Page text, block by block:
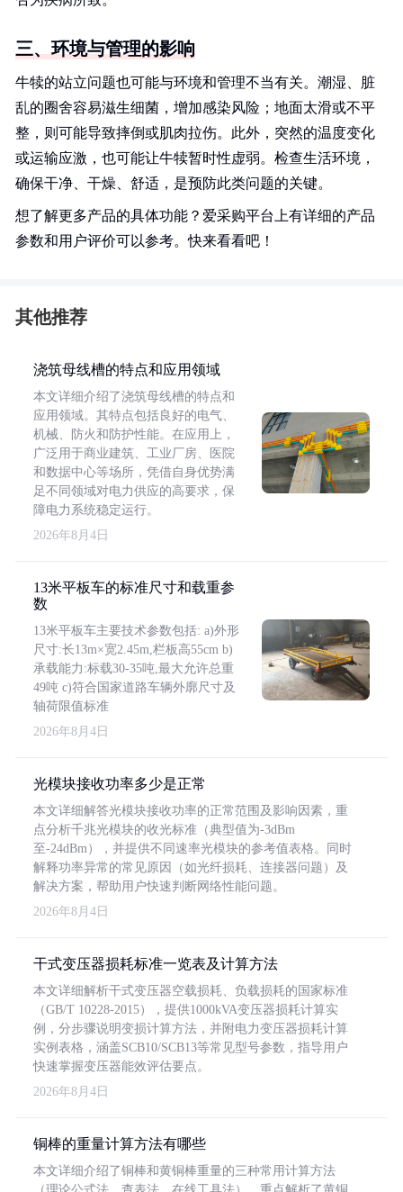
三、环境与管理的影响
牛犊的站立问题也可能与环境和管理不当有关。潮湿、脏
乱的圈舍容易滋生细菌，增加感染风险；地面太滑或不平
整，则可能导致摔倒或肌肉拉伤。此外，突然的温度变化
或运输应激，也可能让牛犊暂时性虚弱。检查生活环境，
确保干净、干燥、舒适，是预防此类问题的关键。
想了解更多产品的具体功能？爱采购平台上有详细的产品
参数和用户评价可以参考。快来看看吧！
其他推荐
浇筑母线槽的特点和应用领域
本文详细介绍了浇筑母线槽的特点和
应用领域。其特点包括良好的电气、
机械、防火和防护性能。在应用上，
广泛用于商业建筑、工业厂房、医院
和数据中心等场所，凭借自身优势满
足不同领域对电力供应的高要求，保
障电力系统稳定运行。
2026年8月4日
13米平板车的标准尺寸和载重参
数
13米平板车主要技术参数包括: a)外形
尺寸:长13m×宽2.45m,栏板高55cm b)
承载能力:标载30-35吨,最大允许总重
49吨 c)符合国家道路车辆外廓尺寸及
轴荷限值标准
2026年8月4日
光模块接收功率多少是正常
本文详细解答光模块接收功率的正常范围及影响因素，重
点分析千兆光模块的收光标准（典型值为-3dBm
至-24dBm），并提供不同速率光模块的参考值表格。同时
解释功率异常的常见原因（如光纤损耗、连接器问题）及
解决方案，帮助用户快速判断网络性能问题。
2026年8月4日
干式变压器损耗标准一览表及计算方法
本文详细解析干式变压器空载损耗、负载损耗的国家标准
（GB/T 10228-2015），提供1000kVA变压器损耗计算实
例，分步骤说明变损计算方法，并附电力变压器损耗计算
实例表格，涵盖SCB10/SCB13等常见型号参数，指导用户
快速掌握变压器能效评估要点。
2026年8月4日
铜棒的重量计算方法有哪些
本文详细介绍了铜棒和黄铜棒重量的三种常用计算方法